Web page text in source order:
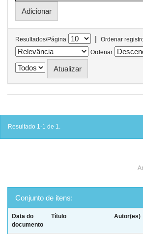
Resultados/Página |
Ordenar
Ordenar
Resultado 1-1 de 1.
Conjunto de itens:
Data do
documento
Título Autor(es)